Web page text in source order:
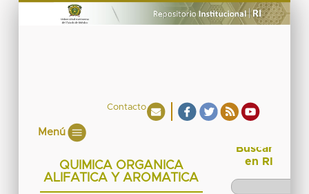
Contacto
Menú
QUIMICA ORGANICA
ALIFATICA Y AROMATICA
Buscar
en RI